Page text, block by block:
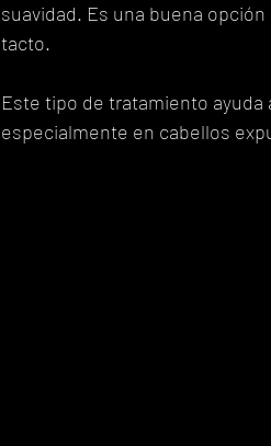
suavidad. Es una buena
tacto.
Este tipo de tratamiento ayuda
especialmente en cabellos